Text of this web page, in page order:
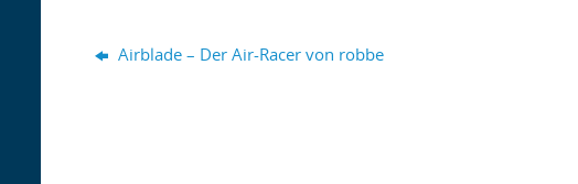
Airblade – Der Air-Racer von robbe